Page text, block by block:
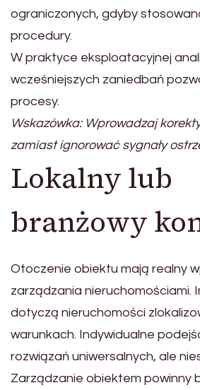
ograniczonych, gdyby
procedury.
W praktyce eksploatacyjnej
wcześniejszych zaniedbań
procesy.
Wskazówka: Wprowadzaj
zamiast ignorować sygnały
Lokalny lub
branżowy
Otoczenie obiektu mają realny
zarządzania nieruchomościami.
dotyczą nieruchomości
warunkach. Indywidualne
rozwiązań uniwersalnych, ale
Zarządzanie obiektem powinny